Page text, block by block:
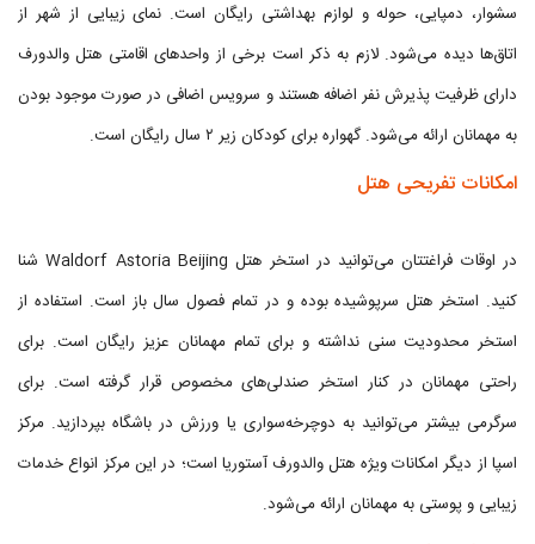
سشوار، دمپایی، حوله و لوازم بهداشتی رایگان است. نمای زیبایی از شهر از
اتاق‌ها دیده می‌شود. لازم به ذکر است برخی از واحدهای اقامتی هتل والدورف
دارای ظرفیت پذیرش نفر اضافه هستند و سرویس اضافی در صورت موجود بودن
به مهمانان ارائه می‌شود. گهواره برای کودکان زیر ۲ سال رایگان است.
امکانات تفریحی هتل
در اوقات فراغتتان می‌توانید در استخر هتل Waldorf Astoria Beijing شنا
کنید. استخر هتل سرپوشیده بوده و در تمام فصول سال باز است. استفاده از
استخر محدودیت سنی نداشته و برای تمام مهمانان عزیز رایگان است. برای
راحتی مهمانان در کنار استخر صندلی‌های مخصوص قرار گرفته است. برای
سرگرمی بیشتر می‌توانید به دوچرخه‌سواری یا ورزش در باشگاه بپردازید. مرکز
اسپا از دیگر امکانات ویژه هتل والدورف آستوریا است؛ در این مرکز انواع خدمات
زیبایی و پوستی به مهمانان ارائه می‌شود.